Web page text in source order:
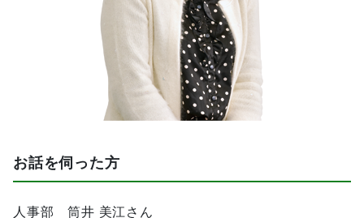
お話を伺った方
人事部 筒井 美江さん